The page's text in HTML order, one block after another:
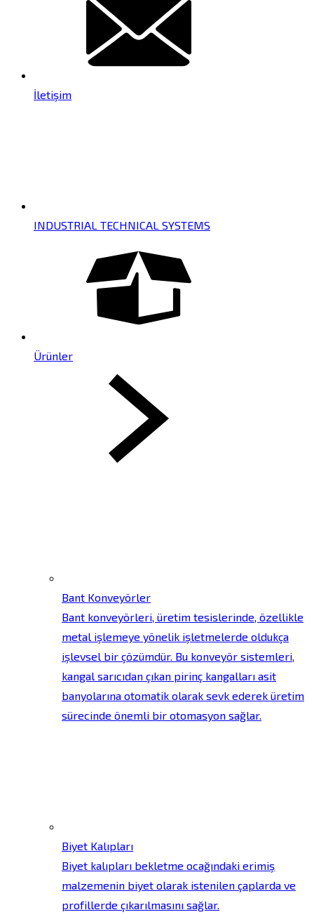
İletişim
INDUSTRIAL TECHNICAL SYSTEMS
Ürünler
Bant Konveyörler
Bant konveyörleri, üretim tesislerinde, özellikle
metal işlemeye yönelik işletmelerde oldukça
işlevsel bir çözümdür. Bu konveyör sistemleri,
kangal sarıcıdan çıkan pirinç kangalları asit
banyolarına otomatik olarak sevk ederek üretim
sürecinde önemli bir otomasyon sağlar.
Biyet Kalıpları
Biyet kalıpları bekletme ocağındaki erimiş
malzemenin biyet olarak istenilen çaplarda ve
profillerde çıkarılmasını sağlar.